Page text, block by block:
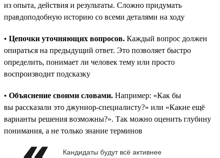
из опыта, действия и результаты. Сложно придумать
правдоподобную историю со всеми деталями на ходу
• Цепочки уточняющих вопросов. Каждый вопрос должен
опираться на предыдущий ответ. Это позволяет быстро
определить, понимает ли человек тему или просто
воспроизводит подсказку
• Объяснение своими словами. Например: «Как бы
вы рассказали это джуниор-специалисту?» или «Какие ещё
варианты решения возможны?». Так можно оценить глубину
понимания, а не только знание терминов
Кандидаты будут всё активнее